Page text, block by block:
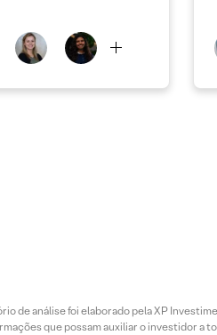
de análise foi elaborado pela XP
que possam auxiliar o investidor a